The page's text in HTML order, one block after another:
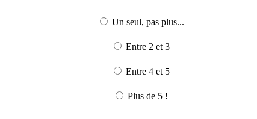
Un seul, pas plus...
Entre 2 et 3
Entre 4 et 5
Plus de 5 !